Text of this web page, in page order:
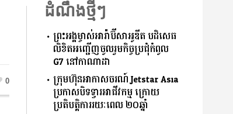
0
ដំណឹងថ្មីៗ
ព្រះអង្គម្ចាស់អារ៉ាប៊ីសាអូឌីត បដិសេធ
លិខិតអញ្ជើញចូលរួមកិច្ចប្រជុំកំពូល
G7 នៅកាណាដា
ក្រុមហ៊ុនអាកាសចរណ៍ Jetstar Asia
ប្រកាសបិទទ្វារអាជីវកម្ម ក្រោយ
ប្រតិបត្តិការរយៈពេល ២០ឆ្នាំ